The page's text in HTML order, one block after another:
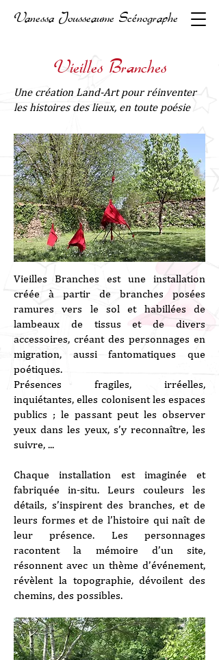
Vanessa Jousseaume Scénographe
Vieilles Branches
Une création Land-Art pour réinventer
les histoires des lieux, en toute poésie
Vieilles Branches est une installation
créée à partir de branches posées
ramures vers le sol et habillées de
lambeaux de tissus et de divers
accessoires, créant des personnages en
migration, aussi fantomatiques que
poétiques.
Présences fragiles, irréelles,
inquiétantes, elles colonisent les espaces
publics ; le passant peut les observer
yeux dans les yeux, s’y reconnaître, les
suivre, ...
Chaque installation est imaginée et
fabriquée in-situ. Leurs couleurs les
détails, s’inspirent des branches, et de
leurs formes et de l’histoire qui naît de
leur présence. Les personnages
racontent la mémoire d’un site,
résonnent avec un thème d’événement,
révèlent la topographie, dévoilent des
chemins, des possibles.